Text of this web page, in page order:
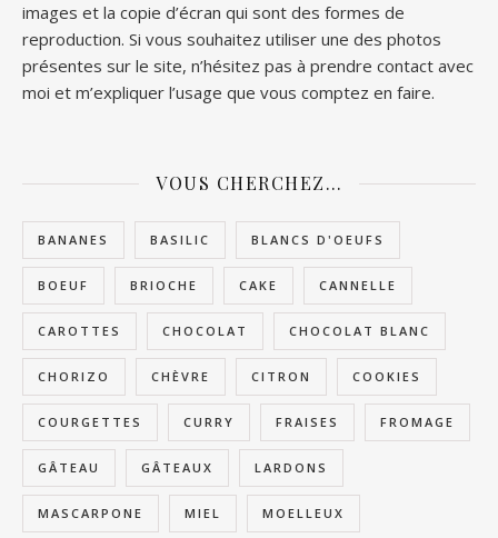
images et la copie d’écran qui sont des formes de
reproduction. Si vous souhaitez utiliser une des photos
présentes sur le site, n’hésitez pas à prendre contact avec
moi et m’expliquer l’usage que vous comptez en faire.
VOUS CHERCHEZ…
BANANES BASILIC BLANCS D'OEUFS
BOEUF BRIOCHE CAKE CANNELLE
CAROTTES CHOCOLAT CHOCOLAT BLANC
CHORIZO CHÈVRE CITRON COOKIES
COURGETTES CURRY FRAISES FROMAGE
GÂTEAU GÂTEAUX LARDONS
MASCARPONE MIEL MOELLEUX